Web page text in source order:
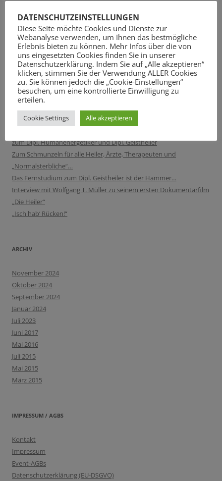
Beitragsnavigation
←Wie wird man Energetiker
und Geistheiler – Ein Beruf
der Zukunft?
Pillen für alle Fälle: Machen
uns Medikamente krank?
zum Dipl. Humanenergetiker und Dipl. Geistheiler
Zum Schmunzeln für alle Heiler, Ärzte, Therapeuten und
„Normalsterbliche“…
Das Fernstudium zum Dipl. Geistheiler ist der Hammer…
Interview mit Wolfgang T. Müller zu seinem ersten Dokumentarfilm
„Die Heiler“
„Isch hab‘ Rücken!“
ARCHIV
November 2024
Oktober 2024
September 2024
Januar 2024
Juli 2023
Juni 2017
Mai 2016
Juli 2015
Mai 2015
März 2015
IMPRESSUM / AGBS
Kontakt
Impressum
Event-AGBs
Datenschutzerklärung (EU-DSGVO)
DATENSCHUTZEINSTELLUNGEN
Diese Seite möchte Cookies und Dienste zur
Webanalyse verwenden, um Ihnen das bestmögliche
Erlebnis bieten zu können. Mehr Infos über die von
uns eingesetzten Cookies finden Sie in unserer
Datenschutzerklärung. Indem Sie auf „Alle akzeptieren“
klicken, stimmen Sie der Verwendung ALLER Cookies
zu. Sie können jedoch die „Cookie-Einstellungen“
besuchen, um eine kontrollierte Einwilligung zu
erteilen.
Cookie Settings Alle akzeptieren